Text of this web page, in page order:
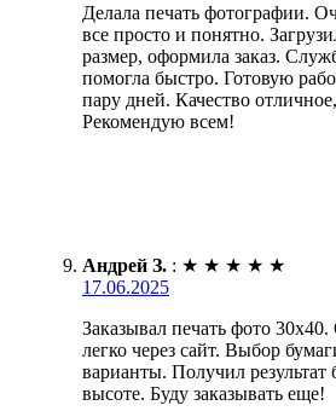
Делала печать фотографии.
все просто и понятно.
размер, оформила заказ.
помогла быстро. Готовую
пару дней. Качество
Рекомендую всем!
Андрей З. : ★ ★ ★ ★ ★
17.06.2025
Заказывал печать фото
легко через сайт. Выбор
варианты. Получил результат
высоте. Буду заказывать еще!